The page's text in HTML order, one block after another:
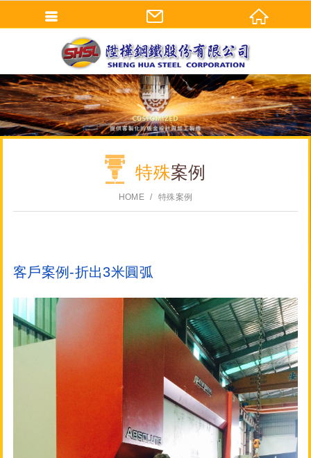
特殊案例
HOME 特殊案例
客戶案例-折出3米圓弧